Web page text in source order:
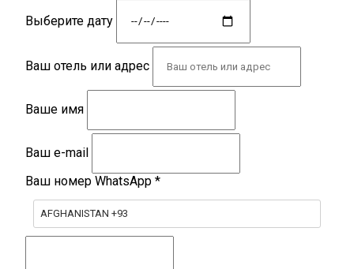
Выберите дату
Ваш отель или адрес
Ваше имя
Ваш e-mail
Ваш номер WhatsApp *
AFGHANISTAN +93